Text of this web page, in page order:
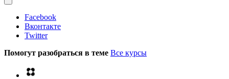
Facebook
Вконтакте
Twitter
Помогут разобраться в теме Все курсы